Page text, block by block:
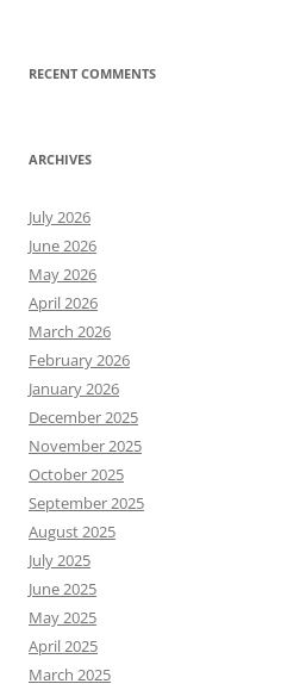
RECENT COMMENTS
ARCHIVES
July 2026
June 2026
May 2026
April 2026
March 2026
February 2026
January 2026
December 2025
November 2025
October 2025
September 2025
August 2025
July 2025
June 2025
May 2025
April 2025
March 2025